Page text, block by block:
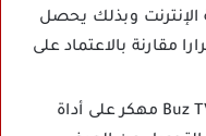
وبذلك يحصل
مقارنة بالاعتماد على
يحتوي تطبيق Buz TV مهكر على أداة